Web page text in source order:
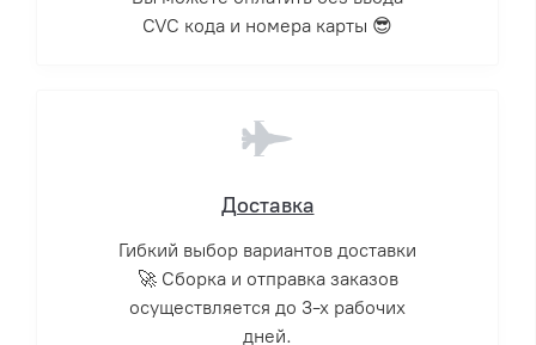
CVC кода и номера карты 😎
Доставка
Гибкий выбор вариантов доставки
🚀 Сборка и отправка заказов
осуществляется до 3-х рабочих
дней.